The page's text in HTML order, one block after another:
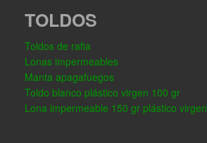
TOLDOS
Toldos de rafia
Lonas impermeables
Manta apagafuegos
Toldo blanco plástico virgen 100 gr
Lona impermeable 150 gr plástico virgen